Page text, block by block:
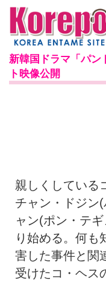
新韓国ドラマ「パン
ト映像公開
親しくしている
チャン・ドジン
ャン(ポン・テ
り始める。何も
害した事件と関
受けたコ・ヘス